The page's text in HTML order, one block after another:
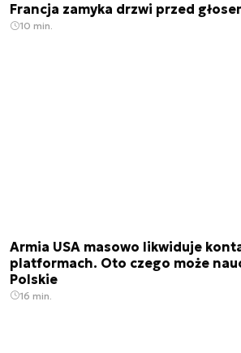
Francja zamyka drzwi przed
10 min.
Armia USA masowo likwiduje
platformach. Oto czego może
Polskie
16 min.